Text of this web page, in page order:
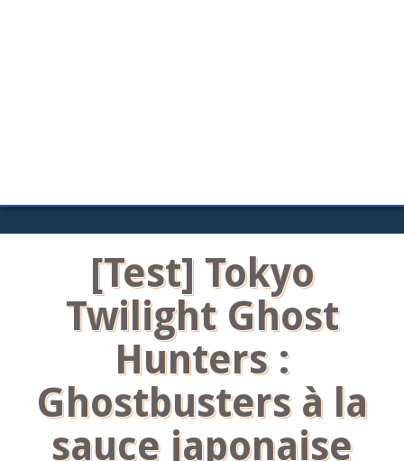
[Test] Tokyo
Twilight Ghost
Hunters :
Ghostbusters à la
sauce japonaise